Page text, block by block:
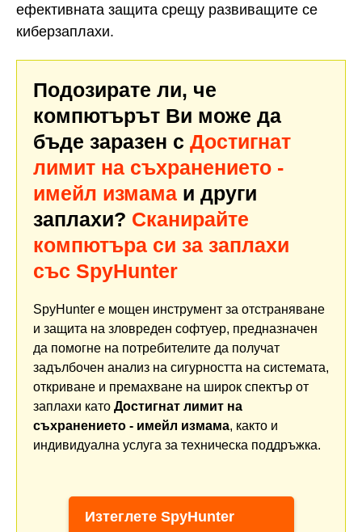
ефективната защита срещу развиващите се
киберзаплахи.
Подозирате ли, че
компютърът Ви може да
бъде заразен с Достигнат
лимит на съхранението -
имейл измама и други
заплахи? Сканирайте
компютъра си за заплахи
със SpyHunter
SpyHunter е мощен инструмент за отстраняване
и защита на зловреден софтуер, предназначен
да помогне на потребителите да получат
задълбочен анализ на сигурността на системата,
откриване и премахване на широк спектър от
заплахи като Достигнат лимит на
съхранението - имейл измама, както и
индивидуална услуга за техническа поддръжка.
Изтеглете SpyHunter